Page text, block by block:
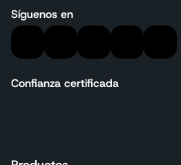
Síguenos en
Confianza certificada